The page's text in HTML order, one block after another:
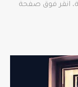
انقر فوق صفحة